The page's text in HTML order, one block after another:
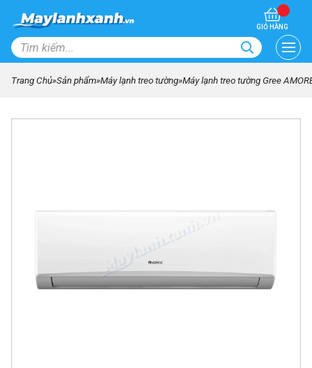
GIỎ HÀNG
Trang Chủ»Sản phẩm»Máy lạnh treo tường»Máy lạnh treo tường Gree